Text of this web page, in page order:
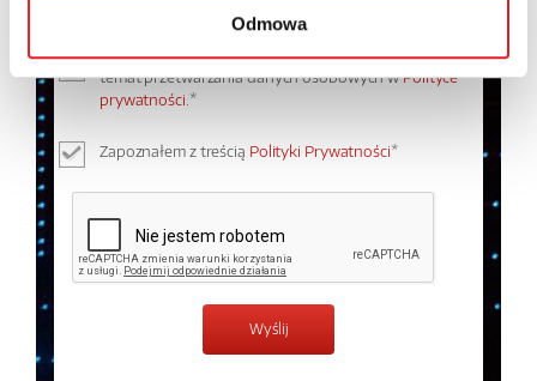
Odmowa
Wyrażam zgodę na przetwarzanie moich danych
osobowych przez Relpol S.A. Więcej informacji na
temat przetwarzania danych osobowych wPolityce
prywatności.*
Zapoznałem z treścią Polityki Prywatności*